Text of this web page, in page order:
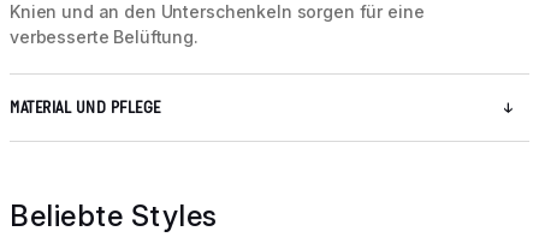
Knien und an den Unterschenkeln sorgen für eine
verbesserte Belüftung.
MATERIAL UND PFLEGE
Beliebte Styles